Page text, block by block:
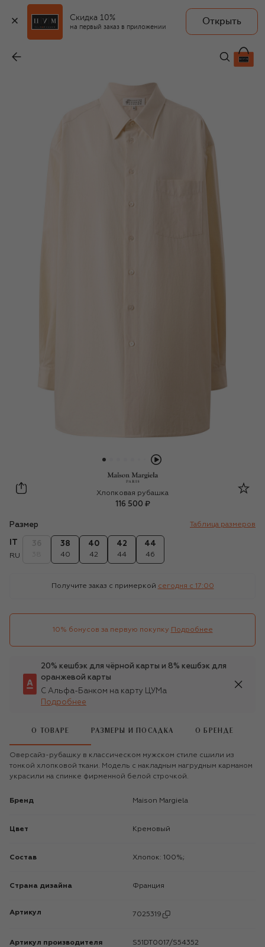
Скидка 10%
на первый заказ в приложении
Открыть
116 500 ₽
Maison Margiela
Хлопковая рубашка
116 500 ₽
Размер Таблица размеров
RU
38
40
40
42
42
44
44
46
Получите заказ с примеркой сегодня c 17:00
10% бонусов за первую покупку Подробнее
20% кешбэк для чёрной карты и 8% кешбэк для
оранжевой карты
С Альфа-Банком на карту ЦУМа
Подробнее
О ТОВАРЕ РАЗМЕРЫ И ПОСАДКА О БРЕНДЕ
Оверсайз-рубашку в классическом мужском стиле сшили из
тонкой хлопковой ткани. Модель с накладным нагрудным карманом
украсили на спинке фирменной белой строчкой.
Бренд Maison Margiela
Цвет Кремовый
Состав Хлопок: 100%;
Страна дизайна Франция
Артикул 7025319
Артикул производителя S51DT0017/S54352